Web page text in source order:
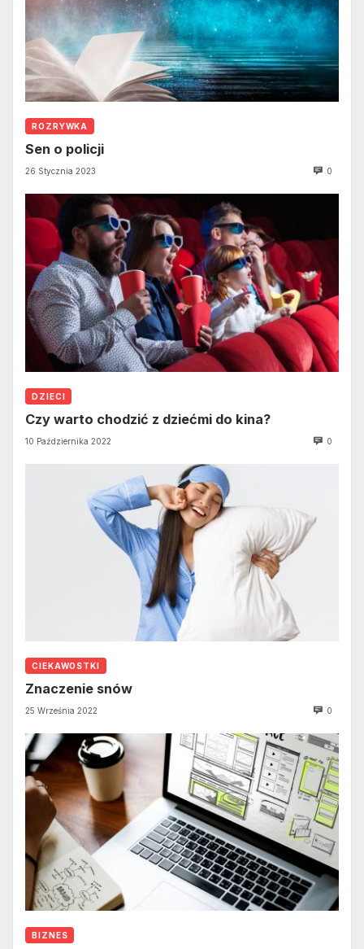
ROZRYWKA
Sen o policji
26 Stycznia 2023 0
DZIECI
Czy warto chodzić z dziećmi do kina?
10 Października 2022 0
CIEKAWOSTKI
Znaczenie snów
25 Września 2022 0
BIZNES